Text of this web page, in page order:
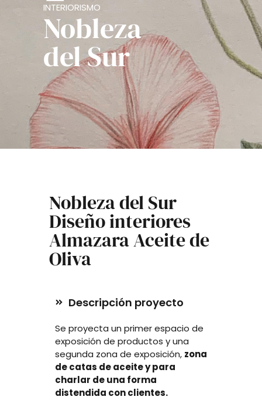
INTERIORISMO
Nobleza
del Sur
Nobleza del Sur
Diseño interiores
Almazara Aceite de
Oliva
Descripción proyecto
Se proyecta un primer espacio de
exposición de productos y una
segunda zona de exposición, zona
de catas de aceite y para
charlar de una forma
distendida con clientes.